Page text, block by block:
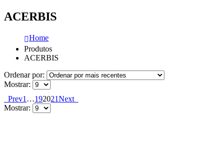
ACERBIS
Home
Produtos
ACERBIS
Ordenar por:
Mostrar:
Prev1 …192021Next
Mostrar: